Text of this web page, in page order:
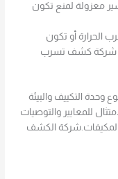
معزولة لمنع تكون
الحرارة أو تكون
شركة كشف تسرب
التكييف والبيئة
للمعايير والتوصيات
المكيفات.شركة الكشف